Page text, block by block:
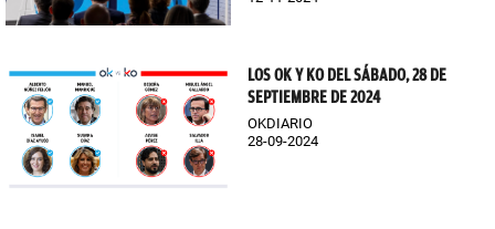
LOS OK Y KO DEL SÁBADO, 28 DE
SEPTIEMBRE DE 2024
OKDIARIO
28-09-2024